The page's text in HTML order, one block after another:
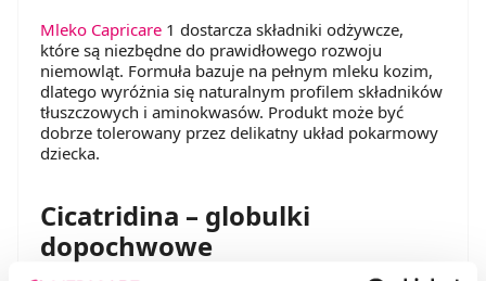
Mleko Capricare 1 dostarcza składniki odżywcze,
które są niezbędne do prawidłowego rozwoju
niemowląt. Formuła bazuje na pełnym mleku kozim,
dlatego wyróżnia się naturalnym profilem składników
tłuszczowych i aminokwasów. Produkt może być
dobrze tolerowany przez delikatny układ pokarmowy
dziecka.
Cicatridina – globulki
dopochwowe